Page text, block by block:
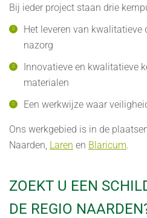
Bij ieder project staan drie
Het leveren van
nazorg
Innovatieve en kwalitatieve
materialen
Een werkwijze waar
Ons werkgebied is in de
Naarden, Laren en Blaricum.
ZOEKT U EEN
DE REGIO